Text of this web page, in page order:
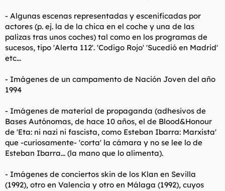
- Algunas escenas representadas y escenificadas por
actores (p. ej. la de la chica en el coche y una de las
palizas tras unos coches) tal como en los programas de
sucesos, tipo 'Alerta 112'. 'Codigo Rojo' 'Sucedió en Madrid'
etc...
- Imágenes de un campamento de Nación Joven del año
1994
- Imágenes de material de propaganda (adhesivos de
Bases Autónomas, de hace 10 años, el de Blood&Honour
de 'Eta: ni nazi ni fascista, como Esteban Ibarra: Marxista'
que -curiosamente- 'corta' la cámara y no se lee lo de
Esteban Ibarra... (la mano que lo alimenta).
- Imágenes de conciertos skin de los Klan en Sevilla
(1992), otro en Valencia y otro en Málaga (1992), cuyos